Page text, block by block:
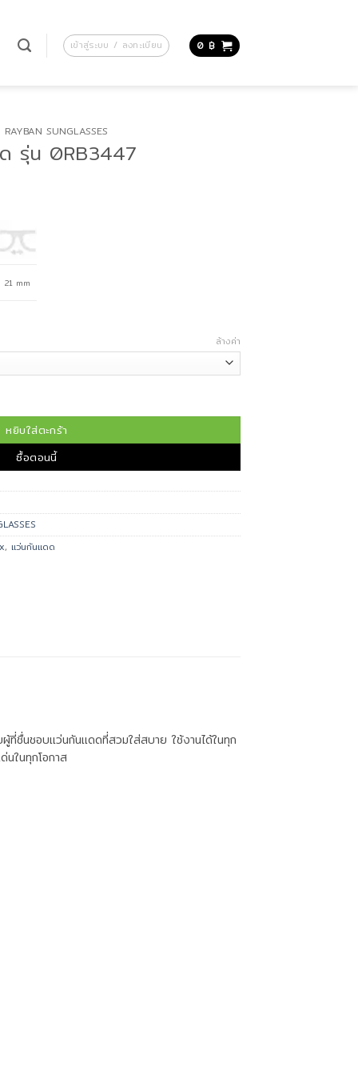
เข้าสู่ระบบ / ลงทะเบียน 0 ฿
RAYBAN SUNGLASSES
รุ่น 0RB3447
21 mm
ล้างค่า
ชิ้น
หยิบใส่ตะกร้า
ซื้อตอนนี้
, แว่นกันแดด
ชื่นชอบแว่นกันแดดที่สวมใส่สบาย ใช้งานได้ในทุก
ในทุกโอกาส